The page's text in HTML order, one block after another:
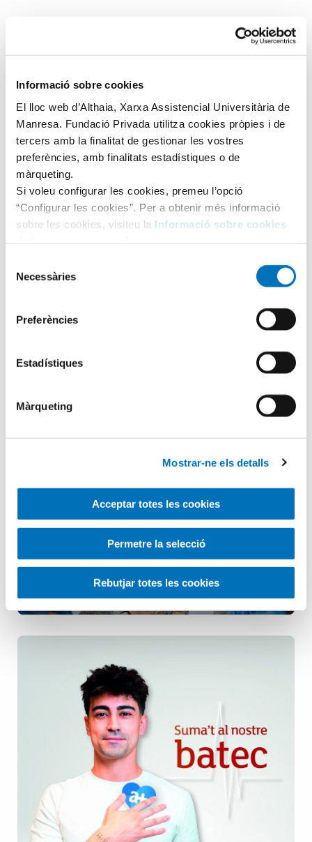
Informació sobre cookies
El lloc web d’Althaia, Xarxa Assistencial Universitària de
Manresa. Fundació Privada utilitza cookies pròpies i de
tercers amb la finalitat de gestionar les vostres
preferències, amb finalitats estadístiques o de
màrqueting.
Si voleu configurar les cookies, premeu l’opció
“Configurar les cookies”. Per a obtenir més informació
sobre les cookies, visiteu la Informació sobre cookies
Necessàries
Preferències
Estadístiques
Màrqueting
Mostrar-ne els detalls
Acceptar totes les cookies
Permetre la selecció
Rebutjar totes les cookies
for
Categories
Infermeria